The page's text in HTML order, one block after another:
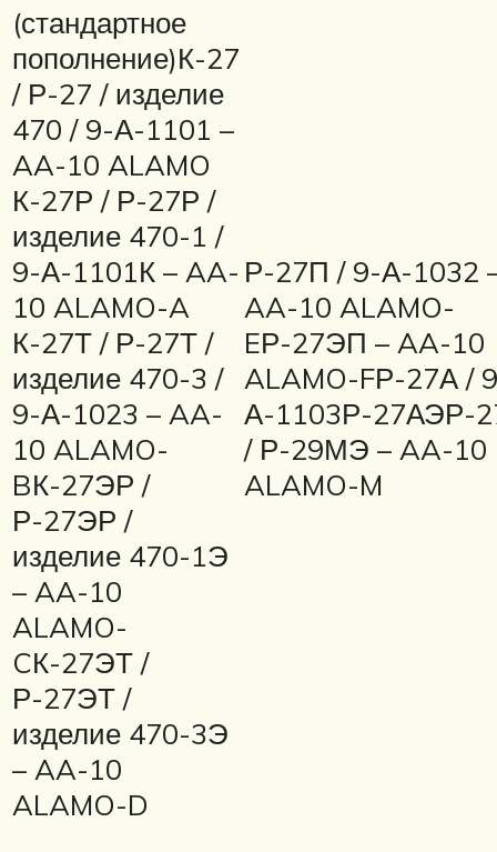
(стандартное
пополнение)К-27
/ Р-27 / изделие
470 / 9-А-1101 –
AA-10 ALAMO
К-27Р / Р-27Р /
изделие 470-1 /
9-А-1101К – AA-
10 ALAMO-A
К-27Т / Р-27Т /
изделие 470-3 /
9-А-1023 – AA-
10 ALAMO-
BК-27ЭР /
Р-27ЭР /
изделие 470-1Э
– AA-10
ALAMO-
CК-27ЭТ /
Р-27ЭТ /
изделие 470-3Э
– AA-10
ALAMO-D
Р-27П / 9-А-1032
AA-10 ALAMO-
EР-27ЭП – AA-10
ALAMO-FР-27А /
А-1103Р-27АЭР-
/ Р-29МЭ – AA-10
ALAMO-M